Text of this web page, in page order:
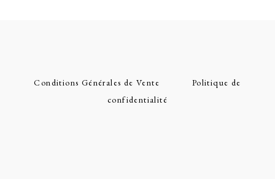
Conditions Générales de Vente
Politique de
confidentialité